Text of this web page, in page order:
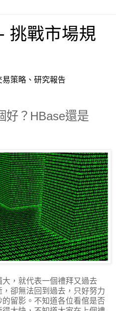
挑戰市場規
策略、研究報告
好？HBase還是
，就代表一個禮拜又過去
卻無法回到過去，只好努力
留影。不知道各位看倌是否